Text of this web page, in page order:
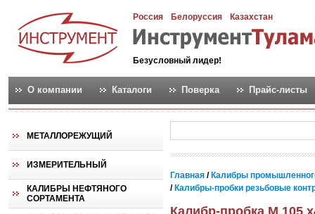
Россия Белоруссия Казахстан
Безусловный лидер!
О компании Каталоги Поверка Прайс-листы
МЕТАЛЛОРЕЖУЩИЙ
ИЗМЕРИТЕЛЬНЫЙ
КАЛИБРЫ НЕФТЯНОГО
СОРТАМЕНТА
Главная / Калибры
/ Калибры-пробки резьбовые
Калибр-пробка М 105